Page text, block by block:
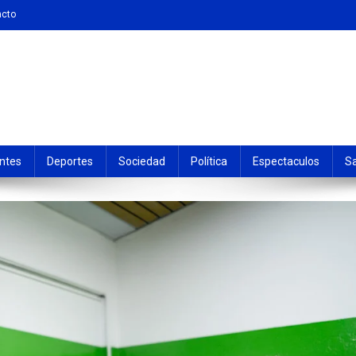
Deportes Sociedad Política Espectaculos